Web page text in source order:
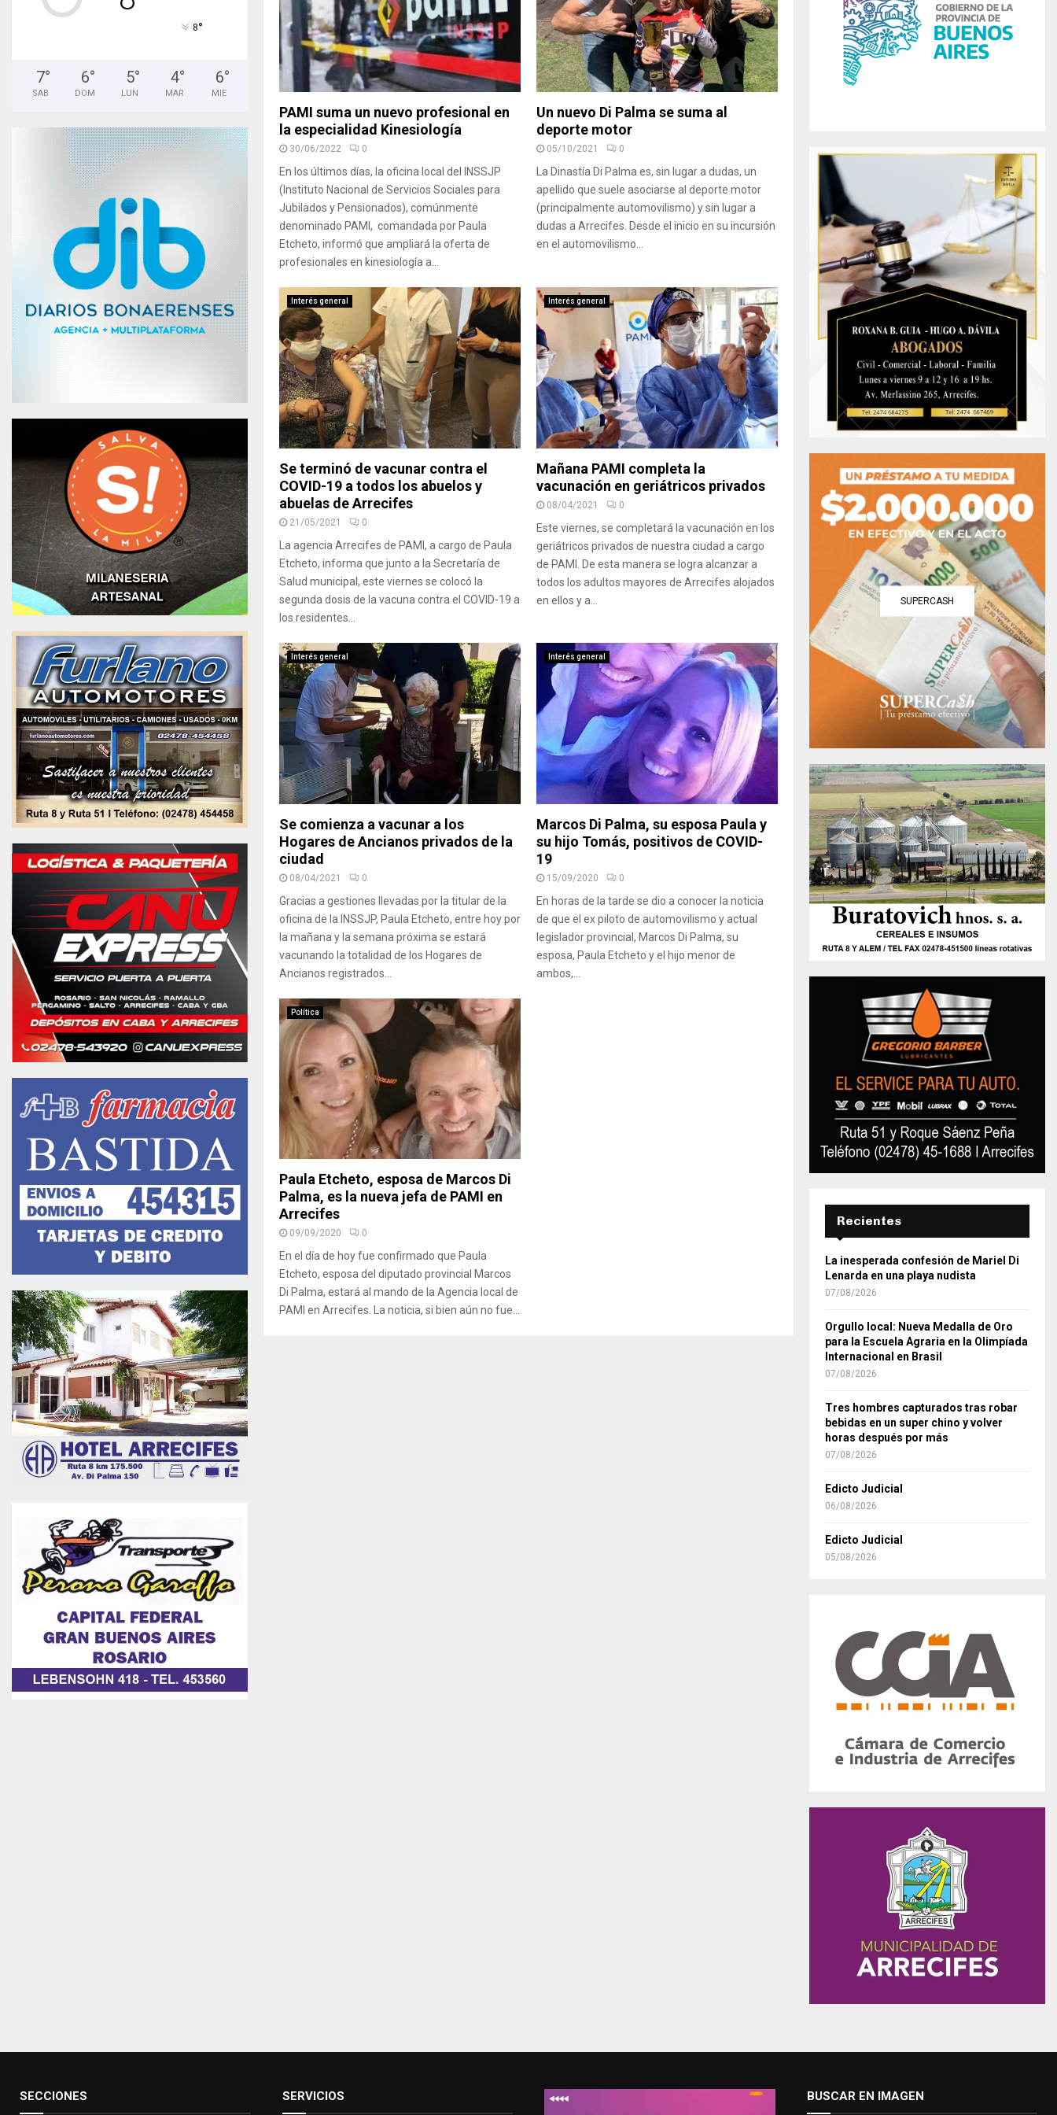
PAMI suma un nuevo profesional en
la especialidad Kinesiología
30/06/2022 0
En los últimos días, la oficina local del INSSJP
(Instituto Nacional de Servicios Sociales para
Jubilados y Pensionados), comúnmente
denominado PAMI, comandada por Paula
Etcheto, informó que ampliará la oferta de
profesionales en kinesiología a...
Un nuevo Di Palma se suma al
deporte motor
05/10/2021 0
La Dinastía Di Palma es, sin lugar a dudas, un
apellido que suele asociarse al deporte motor
(principalmente automovilismo) y sin lugar a
dudas a Arrecifes. Desde el inicio en su incursión
en el automovilismo...
Interés general
Se terminó de vacunar contra el
COVID-19 a todos los abuelos y
abuelas de Arrecifes
21/05/2021 0
La agencia Arrecifes de PAMI, a cargo de Paula
Etcheto, informa que junto a la Secretaría de
Salud municipal, este viernes se colocó la
segunda dosis de la vacuna contra el COVID-19 a
los residentes...
Interés general
Mañana PAMI completa la
vacunación en geriátricos privados
08/04/2021 0
Este viernes, se completará la vacunación en los
geriátricos privados de nuestra ciudad a cargo
de PAMI. De esta manera se logra alcanzar a
todos los adultos mayores de Arrecifes alojados
en ellos y a...
Interés general
Se comienza a vacunar a los
Hogares de Ancianos privados de la
ciudad
08/04/2021 0
Gracias a gestiones llevadas por la titular de la
oficina de la INSSJP, Paula Etcheto, entre hoy por
la mañana y la semana próxima se estará
vacunando la totalidad de los Hogares de
Ancianos registrados...
Interés general
Marcos Di Palma, su esposa Paula y
su hijo Tomás, positivos de COVID-
19
15/09/2020 0
En horas de la tarde se dio a conocer la noticia
de que el ex piloto de automovilismo y actual
legislador provincial, Marcos Di Palma, su
esposa, Paula Etcheto y el hijo menor de
ambos,...
Política
Paula Etcheto, esposa de Marcos Di
Palma, es la nueva jefa de PAMI en
Arrecifes
09/09/2020 0
En el día de hoy fue confirmado que Paula
Etcheto, esposa del diputado provincial Marcos
Di Palma, estará al mando de la Agencia local de
PAMI en Arrecifes. La noticia, si bien aún no fue...
8°
7°
SAB
6°
DOM
5°
LUN
4°
MAR
6°
MIE
R
C
SUPERCASH
Recientes
La inesperada confesión de Mariel Di
Lenarda en una playa nudista
07/08/2026
Orgullo local: Nueva Medalla de Oro
para la Escuela Agraria en la Olimpíada
Internacional en Brasil
07/08/2026
Tres hombres capturados tras robar
bebidas en un super chino y volver
horas después por más
07/08/2026
Edicto Judicial
06/08/2026
Edicto Judicial
05/08/2026
SECCIONES SERVICIOS BUSCAR EN IMAGEN